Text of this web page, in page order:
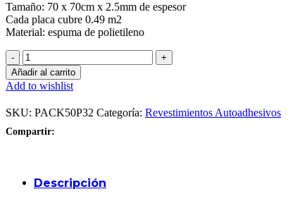
original
era:
$4.000.
actual
es:
$2.499.
Tamaño: 70 x 70cm x 2.5mm de espesor
Cada placa cubre 0.49 m2
Material: espuma de polietileno
Pack
50
Placas
Autoadhesiva
Cubo
con
Tribales
Añadir al carrito
Add to wishlist
SKU: PACK50P32 Categoría: Revestimientos Autoadhesivos
Compartir:
Descripción